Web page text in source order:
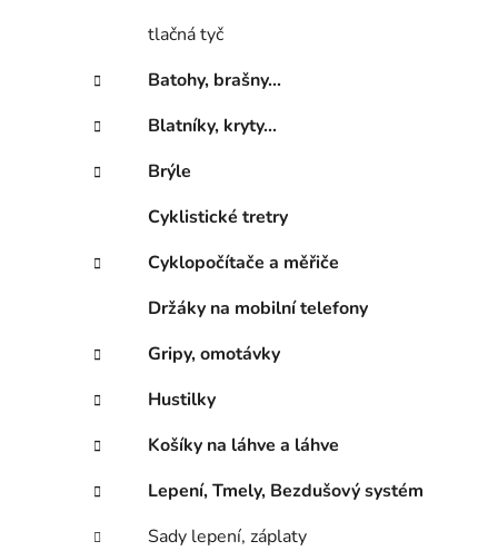
n
e
l
tlačná tyč
Batohy, brašny...
Blatníky, kryty...
Brýle
Cyklistické tretry
Cyklopočítače a měřiče
Držáky na mobilní telefony
Gripy, omotávky
Hustilky
Košíky na láhve a láhve
Lepení, Tmely, Bezdušový systém
Sady lepení, záplaty